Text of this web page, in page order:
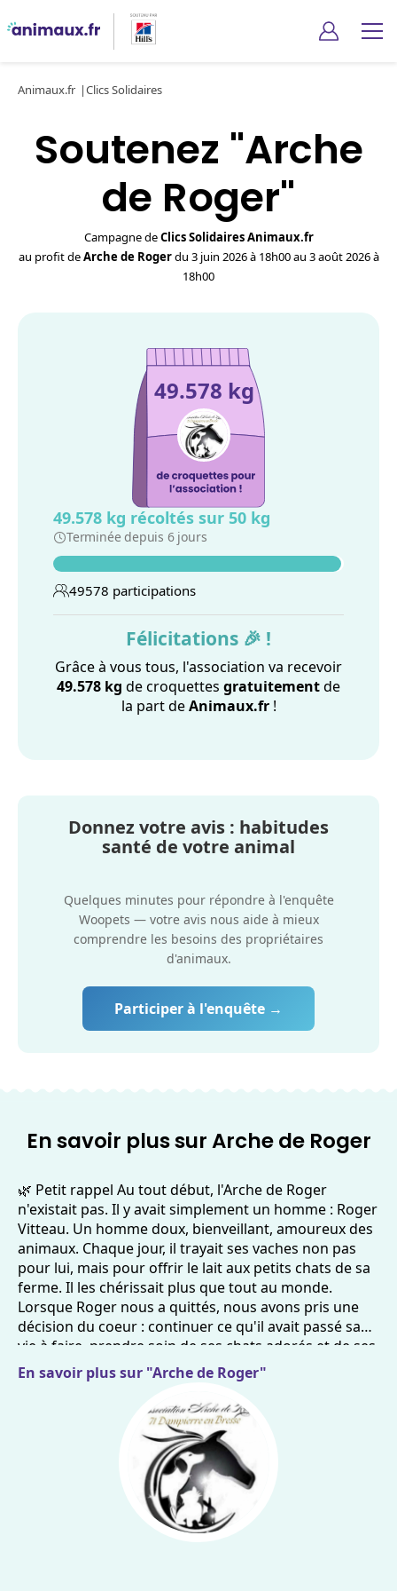
Animaux.fr Clics Solidaires
Soutenez "Arche
de Roger"
Campagne deClics Solidaires Animaux.fr
au profit deArche de Rogerdu 3 juin 2026 à 18h00 au 3 août 2026 à
18h00
49.578 kg
49.578 kg récoltés sur 50 kg
Terminée depuis 6 jours
49578 participations
Félicitations 🎉 !
Grâce à vous tous, l'association va recevoir
49.578 kg de croquettes gratuitementde
la part deAnimaux.fr!
Donnez votre avis : habitudes
santé de votre animal
Quelques minutes pour répondre à l'enquête
Woopets — votre avis nous aide à mieux
comprendre les besoins des propriétaires
d'animaux.
Participer à l'enquête →
En savoir plus sur Arche de Roger
🌿 Petit rappel Au tout début, l'Arche de Roger
n'existait pas. Il y avait simplement un homme : Roger
Vitteau. Un homme doux, bienveillant, amoureux des
animaux. Chaque jour, il trayait ses vaches non pas
pour lui, mais pour offrir le lait aux petits chats de sa
ferme. Il les chérissait plus que tout au monde.
Lorsque Roger nous a quittés, nous avons pris une
décision du coeur : continuer ce qu'il avait passé sa
vie à faire, prendre soin de ses chats adorés et de ses
vaches qu'il aimait tant. Puis, un jour, une petite
minette grise que nous avons appelée Grisette est
arrivée avec une portée de chatons. Comme un signe,
comme un nouveau chapitre. C'est à ce moment-là
que nous avons compris qu'il fallait aller plus loin.
Réfléchir à comment poursuivre son oeuvre et
honorer la mémoire de Roger. Sans son amour pour
eux, Grisette et ses petits n'auraient peut-être jamais
trouvé refuge. C'est ainsi qu'est née L';Arche de Roger
En savoir plus sur "Arche de Roger"